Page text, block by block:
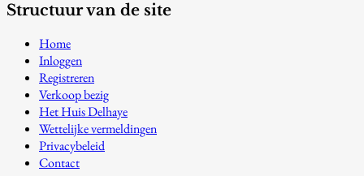
Structuur van de site
Home
Inloggen
Registreren
Verkoop bezig
Het Huis Delhaye
Wettelijke vermeldingen
Privacybeleid
Contact